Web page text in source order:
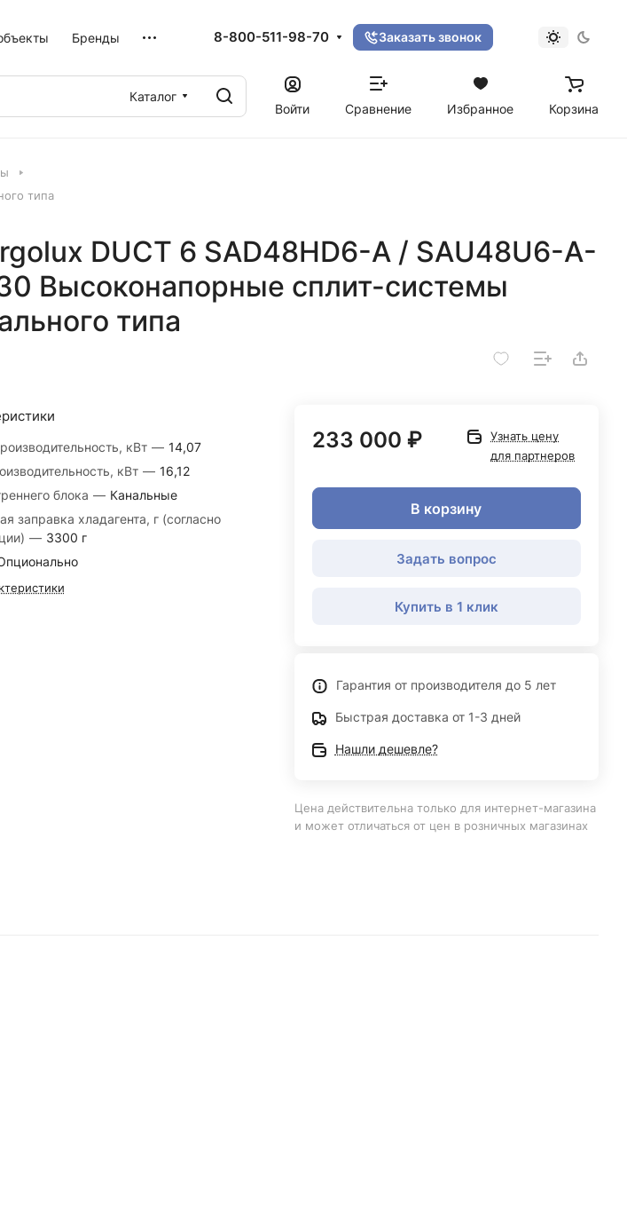
Бренды 8-800-511-98-70 Заказать звонок
Каталог
Войти
Сравнение Избранное Корзина
типа
DUCT 6 SAD48HD6-A / SAU48U6-A-
Высоконапорные сплит-системы
типа
кВт — 14,07
кВт — 16,12
блока — Канальные
заправка хладагента, г (согласно
— 3300 г
233 000 ₽
Узнать цену
для партнеров
В корзину
Задать вопрос
Купить в 1 клик
Гарантия от производителя до 5 лет
Быстрая доставка от 1-3 дней
Нашли дешевле?
Цена действительна только для интернет-магазина
и может отличаться от цен в розничных магазинах